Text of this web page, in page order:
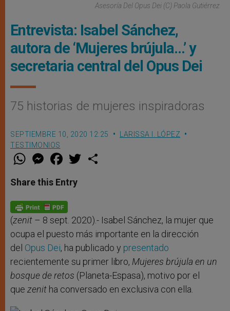
Asesoría Del Opus Dei (C) Paola Gutiérrez
Entrevista: Isabel Sánchez,
autora de ‘Mujeres brújula…’ y
secretaria central del Opus Dei
75 historias de mujeres inspiradoras
SEPTIEMBRE 10, 2020 12:25
LARISSA I. LÓPEZ
TESTIMONIOS
W
t
s
p
p
M
e
s
e
g
e
r
F
a
e
b
o
k
w
Share this Entry
(zenit – 8 sept. 2020).- Isabel Sánchez, la mujer que
ocupa el puesto más importante en la dirección
del Opus Dei, ha publicado y presentado
recientemente su primer libro, Mujeres brújula en un
bosque de retos (Planeta-Espasa), motivo por el
que zenit ha conversado en exclusiva con ella.